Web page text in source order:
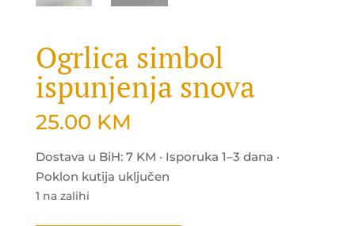
Ogrlica simbol
ispunjenja snova
25.00 KM
Dostava u BiH: 7 KM · Isporuka 1–3 dana ·
Poklon kutija uključen
1 na zalihi